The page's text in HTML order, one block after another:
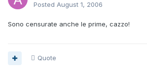
Posted August 1, 2006
Sono censurate anche le prime, cazzo!
Quote